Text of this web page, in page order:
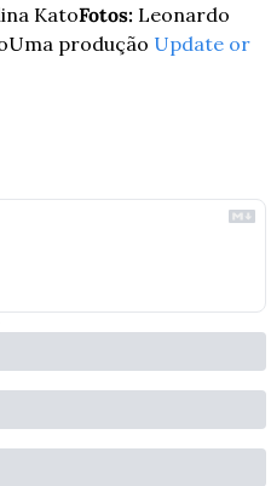
KatoFotos: Leonardo
Uma produção Update or